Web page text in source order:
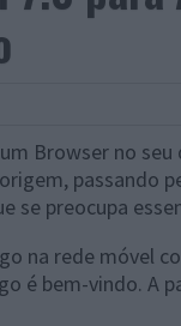
Browser no
passando
se preocupa
na rede móvel
é bem-vindo. A